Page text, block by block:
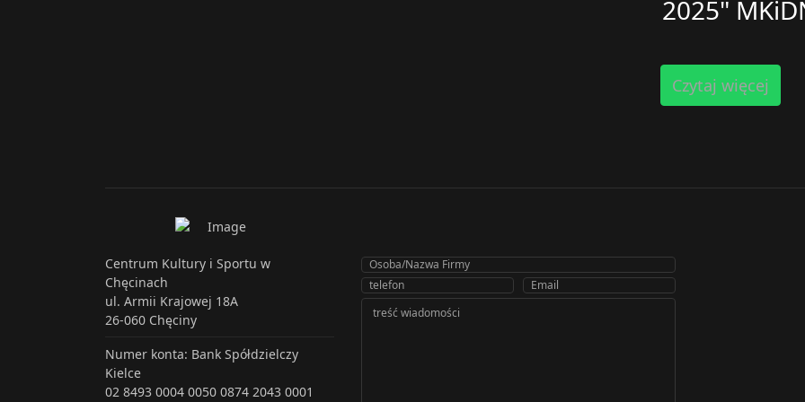
2025"
Czytaj więcej
Centrum Kultury i Sportu w
Chęcinach
ul. Armii Krajowej 18A
26-060 Chęciny
Numer konta: Bank Spółdzielczy
Kielce
02 8493 0004 0050 0874 2043 0001